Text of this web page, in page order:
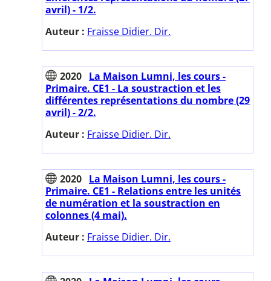
avril) - 1/2.
Auteur : Fraisse Didier. Dir.
2020 La Maison Lumni, les cours -
Primaire. CE1 - La soustraction et les
différentes représentations du nombre (29
avril) - 2/2.
Auteur : Fraisse Didier. Dir.
2020 La Maison Lumni, les cours -
Primaire. CE1 - Relations entre les unités
de numération et la soustraction en
colonnes (4 mai).
Auteur : Fraisse Didier. Dir.